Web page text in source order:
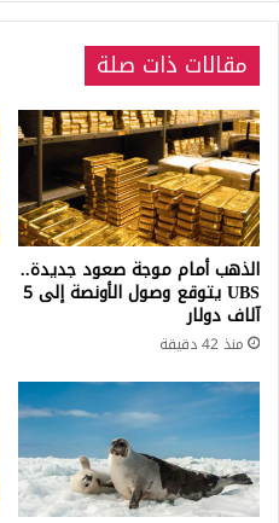
مقالات ذات صلة
الذهب أمام موجة صعود جديدة..
UBS يتوقع وصول الأونصة إلى 5
آلاف دولار
منذ 42 دقيقة